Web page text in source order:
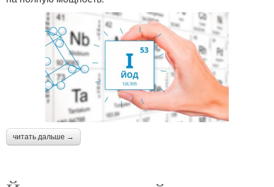
читать дальше →